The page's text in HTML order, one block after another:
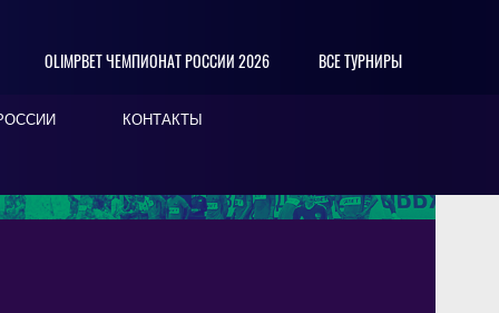
OLIMPBET ЧЕМПИОНАТ РОССИИ 2026 ВСЕ ТУРНИРЫ
КОНТАКТЫ